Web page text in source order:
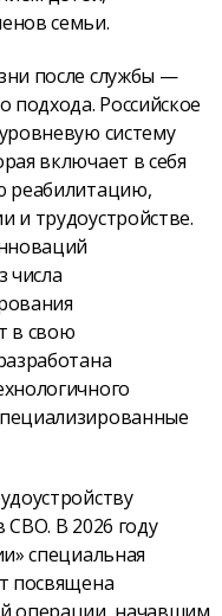
семьи.
после службы —
подхода. Российское
систему
включает в себя
реабилитацию,
и трудоустройстве.
числа
в свою
СВО. В 2026 году
специальная
посвящена